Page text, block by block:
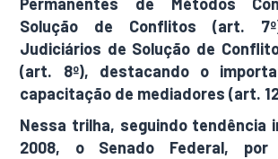
Solução de Conflitos (art.
Judiciários de Solução de
(art. 8º), destacando o
capacitação de mediadores (art.
Nessa trilha, seguindo tendência
2008, o Senado Federal,